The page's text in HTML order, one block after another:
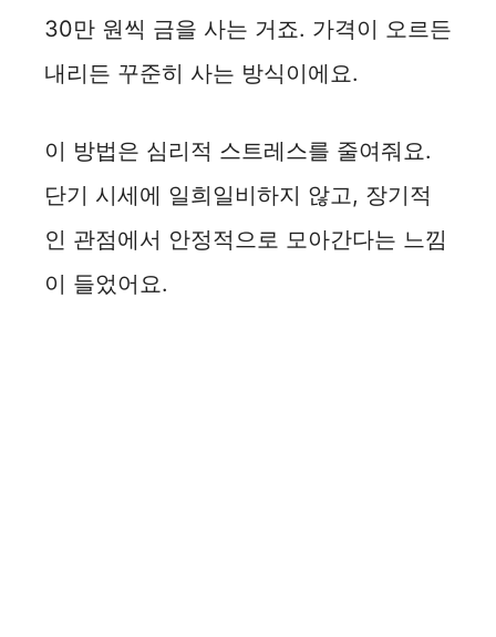
30만 원씩 금을 사는 거죠. 가격이 오르든
내리든 꾸준히 사는 방식이에요.
이 방법은 심리적 스트레스를 줄여줘요.
단기 시세에 일희일비하지 않고, 장기적
인 관점에서 안정적으로 모아간다는 느낌
이 들었어요.